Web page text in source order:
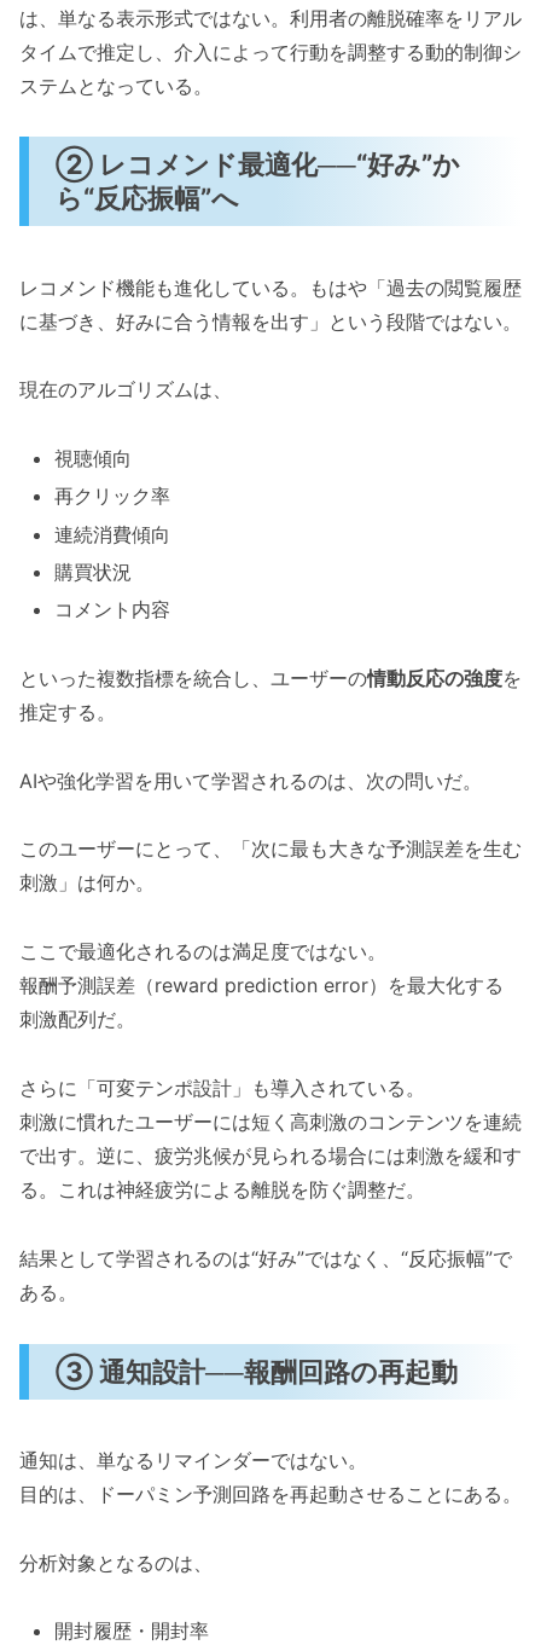
は、単なる表示形式ではない。利用者の離脱確率をリアル
タイムで推定し、介入によって行動を調整する動的制御シ
ステムとなっている。
② レコメンド最適化──“好み”か
ら“反応振幅”へ
レコメンド機能も進化している。もはや「過去の閲覧履歴
に基づき、好みに合う情報を出す」という段階ではない。
現在のアルゴリズムは、
視聴傾向
再クリック率
連続消費傾向
購買状況
コメント内容
といった複数指標を統合し、ユーザーの情動反応の強度を
推定する。
AIや強化学習を用いて学習されるのは、次の問いだ。
このユーザーにとって、「次に最も大きな予測誤差を生む
刺激」は何か。
ここで最適化されるのは満足度ではない。
報酬予測誤差（reward prediction error）を最大化する
刺激配列だ。
さらに「可変テンポ設計」も導入されている。
刺激に慣れたユーザーには短く高刺激のコンテンツを連続
で出す。逆に、疲労兆候が見られる場合には刺激を緩和す
る。これは神経疲労による離脱を防ぐ調整だ。
結果として学習されるのは“好み”ではなく、“反応振幅”で
ある。
③ 通知設計──報酬回路の再起動
通知は、単なるリマインダーではない。
目的は、ドーパミン予測回路を再起動させることにある。
分析対象となるのは、
開封履歴・開封率